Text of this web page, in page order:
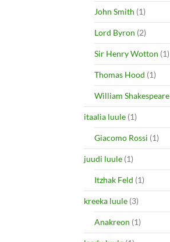
John Smith (1)
Lord Byron (2)
Sir Henry Wotton (1)
Thomas Hood (1)
William Shakespeare
itaalia luule (1)
Giacomo Rossi (1)
juudi luule (1)
Itzhak Feld (1)
kreeka luule (3)
Anakreon (1)